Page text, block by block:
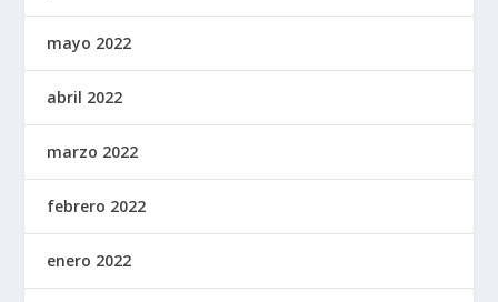
mayo 2022
abril 2022
marzo 2022
febrero 2022
enero 2022